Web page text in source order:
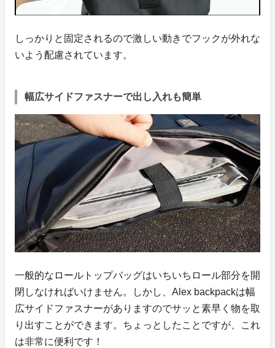
しっかりと固定されるので激しい動きでフックが外れな
いよう配慮されています。
幅広サイドファスナーで出し入れも簡単
一般的なロールトップバッグはいちいちロール部分を開
閉しなければいけません。しかし、Alex backpackは幅
広サイドファスナーがありますのでサッと素早く物を取
り出すことができます。ちょっとしたことですが、これ
は非常に便利です！